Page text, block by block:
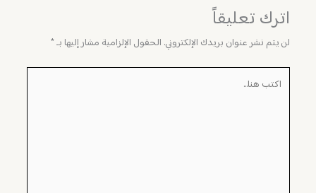
اترك تعليقاً
لن يتم نشر عنوان بريدك الإلكتروني. الحقول الإلزامية مشار إليها بـ*